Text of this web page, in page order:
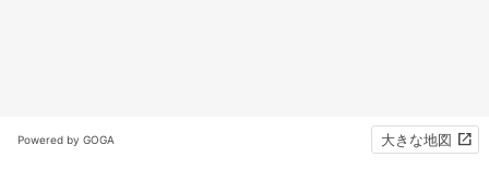
Powered by GOGA 大きな地図